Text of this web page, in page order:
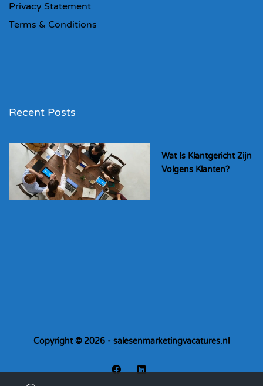
Privacy Statement
Terms & Conditions
Recent Posts
Wat Is Klantgericht Zijn
Volgens Klanten?
Copyright © 2026 - salesenmarketingvacatures.nl